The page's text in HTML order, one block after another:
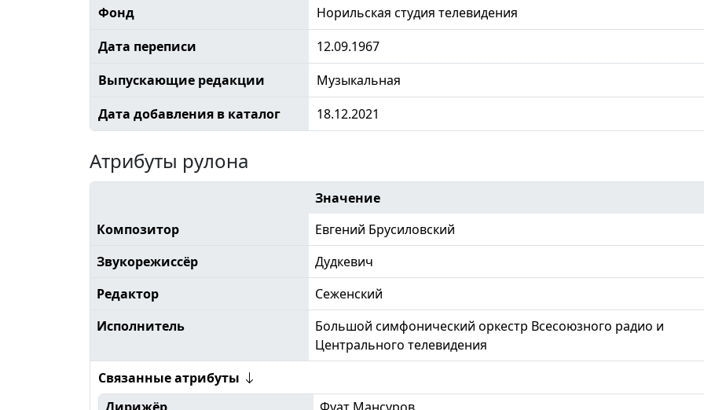
Фонд
Норильская студия телевидения
Дата переписи
12.09.1967
Выпускающие редакции
Музыкальная
Дата добавления в каталог
18.12.2021
Атрибуты рулона
Значение
Композитор
Евгений Брусиловский
Звукорежиссёр
Дудкевич
Редактор
Сеженский
Исполнитель
Большой симфонический оркестр Всесоюзного радио и
Центрального телевидения
Связанные атрибуты